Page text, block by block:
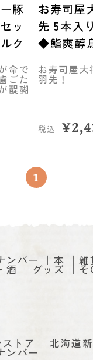
豚
ッ
ク
命で
ごた
醍醐
お寿司屋
先 5本入
◆鮨爽醇
お寿司屋大
羽先！
税込 ¥
1
ンバー 本 雑
酒 グッズ そ
トア 北海道
ンバー